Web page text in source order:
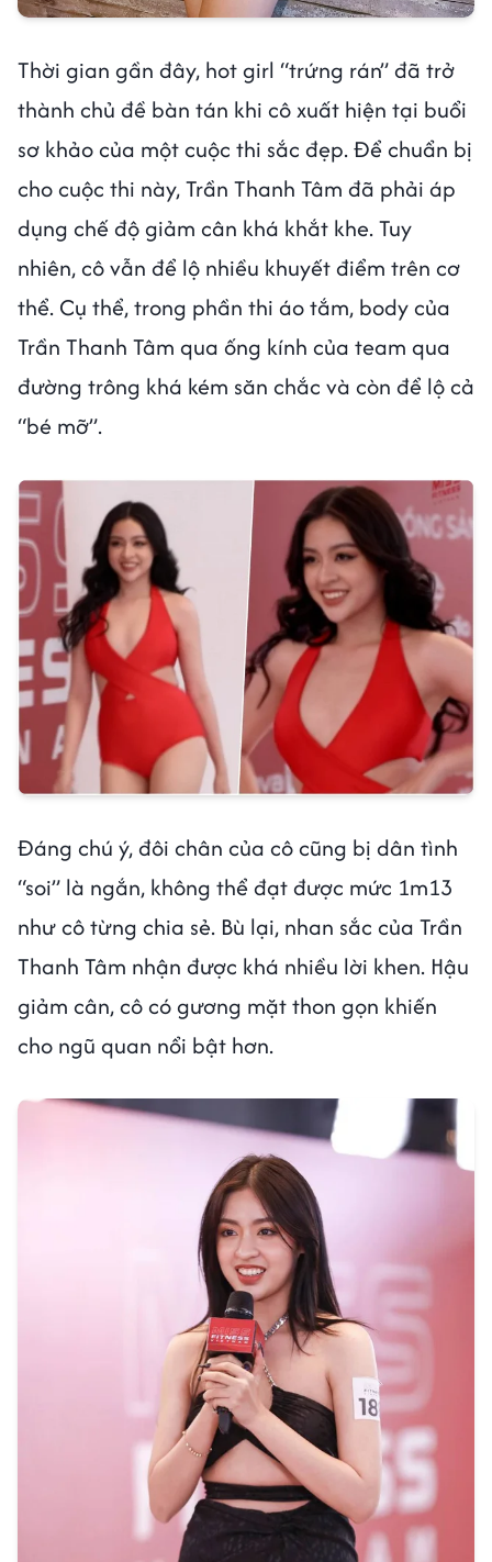
Thời gian gần đây, hot girl “trứng rán” đã trở
thành chủ đề bàn tán khi cô xuất hiện tại buổi
sơ khảo của một cuộc thi sắc đẹp. Để chuẩn bị
cho cuộc thi này, Trần Thanh Tâm đã phải áp
dụng chế độ giảm cân khá khắt khe. Tuy
nhiên, cô vẫn để lộ nhiều khuyết điểm trên cơ
thể. Cụ thể, trong phần thi áo tắm, body của
Trần Thanh Tâm qua ống kính của team qua
đường trông khá kém săn chắc và còn để lộ cả
“bé mỡ”.
Đáng chú ý, đôi chân của cô cũng bị dân tình
“soi” là ngắn, không thể đạt được mức 1m13
như cô từng chia sẻ. Bù lại, nhan sắc của Trần
Thanh Tâm nhận được khá nhiều lời khen. Hậu
giảm cân, cô có gương mặt thon gọn khiến
cho ngũ quan nổi bật hơn.